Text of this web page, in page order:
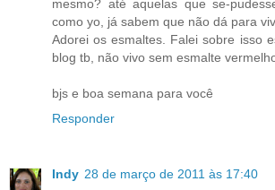
mesmo? até aquelas que se-
como yo, já sabem que não dá para
Adorei os esmaltes. Falei sobre isso
blog tb, não vivo sem esmalte
bjs e boa semana para você
Responder
Indy 28 de março de 2011 às 17:40